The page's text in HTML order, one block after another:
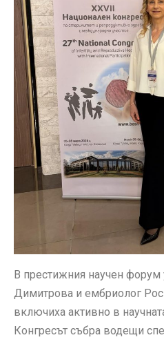
В престижния научен форум
Димитрова и ембриолог
включиха активно в
Конгресът събра водещи